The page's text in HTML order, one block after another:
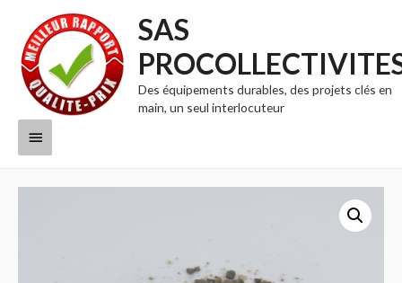
SAS
Des équipements durables, des projets clés en
main, un seul interlocuteur
Menu